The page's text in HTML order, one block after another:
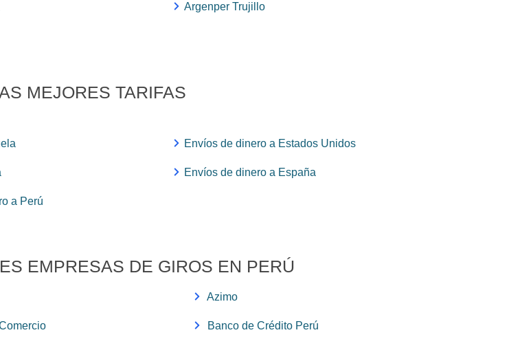
Argenper Trujillo
MEJORES TARIFAS
Envíos de dinero a Estados Unidos
Envíos de dinero a España
a Perú
EMPRESAS DE GIROS EN PERÚ
Azimo
Banco de Crédito Perú